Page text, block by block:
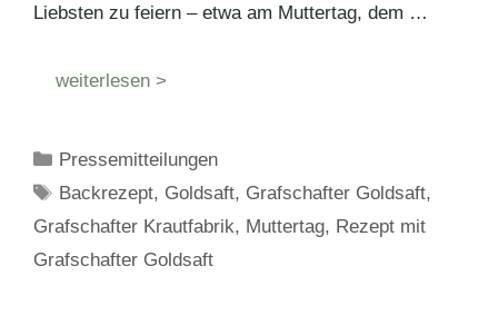
Liebsten zu feiern – etwa am Muttertag, dem …
weiterlesen >
Kategorien
Pressemitteilungen
Schlagwörter
Backrezept, Goldsaft, Grafschafter Goldsaft,
Grafschafter Krautfabrik, Muttertag, Rezept mit
Grafschafter Goldsaft